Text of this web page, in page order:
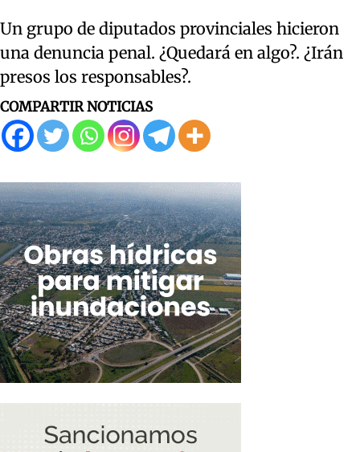
Un grupo de diputados provinciales hicieron
una denuncia penal. ¿Quedará en algo?. ¿Irán
presos los responsables?.
COMPARTIR NOTICIAS